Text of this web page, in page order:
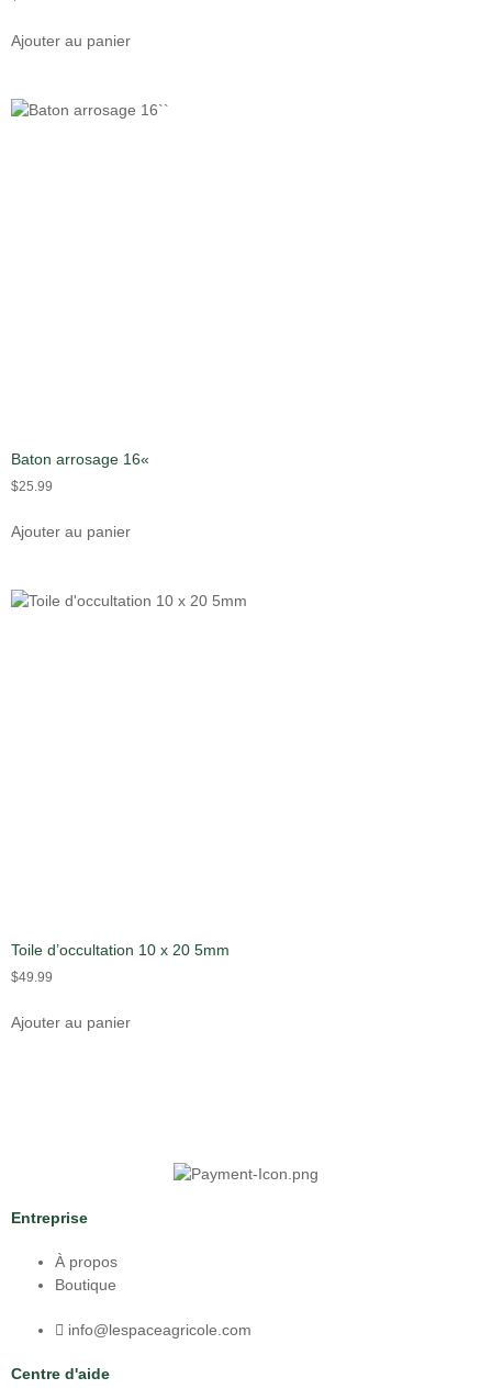
Ajouter au panier
Baton arrosage 16«
$25.99
Ajouter au panier
Toile d’occultation 10 x 20 5mm
$49.99
Ajouter au panier
Entreprise
À propos
Boutique
info@lespaceagricole.com
Centre d'aide